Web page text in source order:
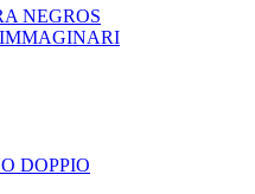
NEGROS
DOPPIO